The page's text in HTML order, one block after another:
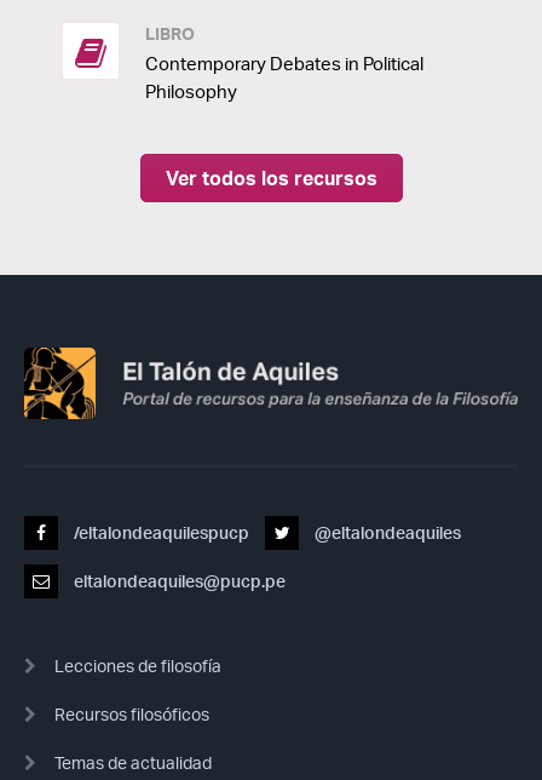
LIBRO
Contemporary Debates in Political
Philosophy
Ver todos los recursos
/eltalondeaquilespucp @eltalondeaquiles
eltalondeaquiles@pucp.pe
Lecciones de filosofía
Recursos filosóficos
Temas de actualidad